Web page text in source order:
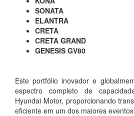
SONATA
ELANTRA
CRETA
CRETA GRAND
GENESIS GV80
Este portfólio inovador e
espectro completo de
Hyundai Motor, proporcionando
eficiente em um dos maiores